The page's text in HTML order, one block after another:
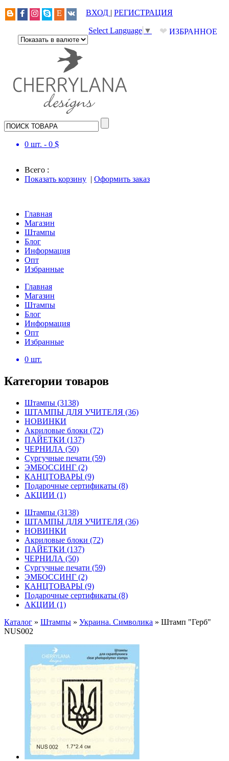
ВХОД | РЕГИСТРАЦИЯ
❤ ИЗБРАННОЕ
Select Language ▼
0 шт. - 0 $
Всего :
Показать корзину | Оформить заказ
Главная
Магазин
Штампы
Блог
Информация
Опт
Избранные
Главная
Магазин
Штампы
Блог
Информация
Опт
Избранные
0 шт.
Категории товаров
Штампы (3138)
ШТАМПЫ ДЛЯ УЧИТЕЛЯ (36)
НОВИНКИ
Акриловые блоки (72)
ПАЙЕТКИ (137)
ЧЕРНИЛА (50)
Сургучные печати (59)
ЭМБОССИНГ (2)
КАНЦТОВАРЫ (9)
Подарочные сертификаты (8)
АКЦИИ (1)
Штампы (3138)
ШТАМПЫ ДЛЯ УЧИТЕЛЯ (36)
НОВИНКИ
Акриловые блоки (72)
ПАЙЕТКИ (137)
ЧЕРНИЛА (50)
Сургучные печати (59)
ЭМБОССИНГ (2)
КАНЦТОВАРЫ (9)
Подарочные сертификаты (8)
АКЦИИ (1)
Каталог » Штампы » Украина. Символика » Штамп "Герб"
NUS002